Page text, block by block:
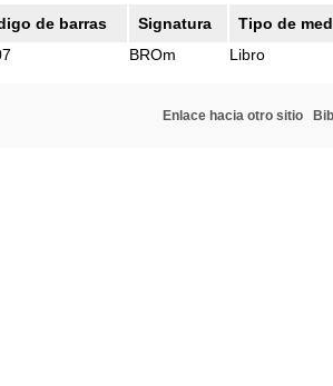
de barras Signatura Tipo de
BROm Libro
Enlace hacia otro sitio